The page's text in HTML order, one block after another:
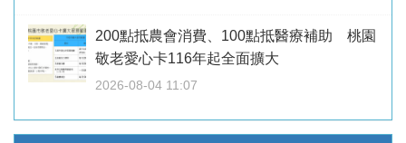
200點抵農會消費、100點抵醫療補助 桃園
敬老愛心卡116年起全面擴大
2026-08-04 11:07